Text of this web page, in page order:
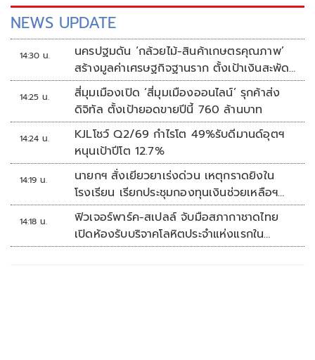
NEWS UPDATE
14:30 น.
นครปฐมดัน ‘กล้วยไม้-สินค้าเกษตรคุณภาพ’
สร้างมูลค่าเศรษฐกิจฐานราก ตั้งเป้าเงินสะพัด
10 ล้านบาท
14:25 น.
สี่มุมเมืองเปิด ‘สี่มุมเมืองออนไลน์’ รุกค้าส่ง
ดิจิทัล ตั้งเป้ายอดขายปีนี้ 760 ล้านบาท
14:24 น.
KJLโชว์ Q2/69 กำไรโต 49%รับดีมานด์อุตฯ
หนุนเป้าปีโต 12.7%
14:19 น.
นายกฯ สั่งเยียวยาเร่งด่วน เหตุกราดยิงใน
โรงเรียน เรียกประชุมกองทุนเงินช่วยเหลือฯ
ทันที
14:18 น.
ฟิวเจอร์พาร์ค-สเปลล์ จับมือสภากาชาดไทย
เปิดห้องรับบริจาคโลหิตประจำแห่งแรกใน
ศูนย์การค้าปทุมธานี